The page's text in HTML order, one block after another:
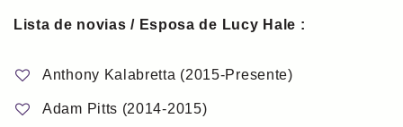
Lista de novias / Esposa de Lucy Hale :
Anthony Kalabretta (2015-Presente)
Adam Pitts (2014-2015)